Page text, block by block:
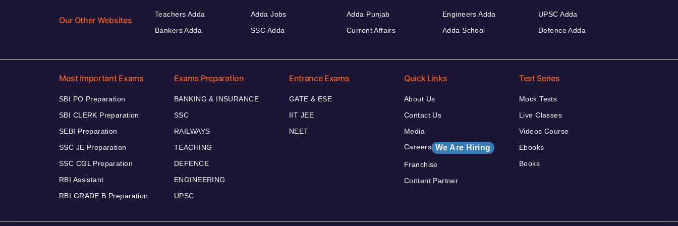
Our Other Websites
Teachers Adda
Bankers Adda
Adda Jobs
SSC Adda
Adda Punjab
Current Affairs
Engineers Adda
Adda School
UPSC Adda
Defence Adda
Most Important Exams
SBI PO Preparation
SBI CLERK Preparation
SEBI Preparation
SSC JE Preparation
SSC CGL Preparation
RBI Assistant
RBI GRADE B Preparation
Exams Preparation
BANKING & INSURANCE
SSC
RAILWAYS
TEACHING
DEFENCE
ENGINEERING
UPSC
Entrance Exams
GATE & ESE
IIT JEE
NEET
Quick Links
About Us
Contact Us
Media
Careers We Are Hiring
Franchise
Content Partner
Test Series
Mock Tests
Live Classes
Videos Course
Ebooks
Books